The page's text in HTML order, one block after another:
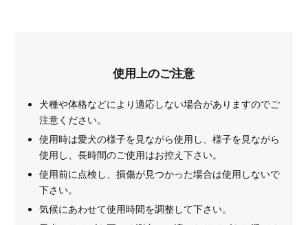
使用上のご注意
犬種や体格などにより適応しない場合がありますのでご
注意ください。
使用時は愛犬の様子を見ながら使用し、様子を見ながら
使用し、長時間のご使用はお控え下さい。
使用前に点検し、損傷が見つかった場合は使用しないで
下さい。
気候にあわせて使用時間を調整して下さい。